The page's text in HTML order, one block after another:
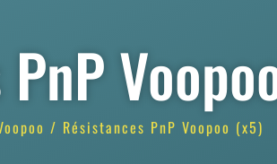
/ Résistances PnP Voopoo (x5)